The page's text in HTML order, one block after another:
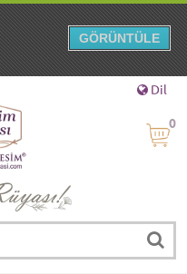
Dil
0
GÖRÜNTÜLE